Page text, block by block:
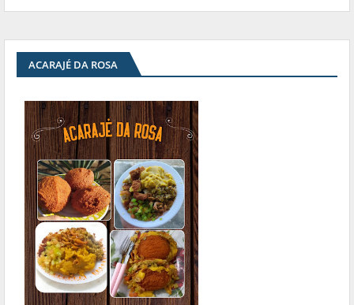
ACARAJÉ DA ROSA